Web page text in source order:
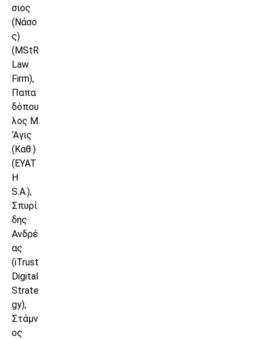
σιος
(Νάσο
ς)
(MStR
Law
Firm),
Παπα
δόπου
λος Μ.
‘Αγις
(Καθ.)
(EYAT
H
S.A.),
Σπυρί
δης
Ανδρέ
ας
(iTrust
Digital
Strate
gy),
Στάμν
ος